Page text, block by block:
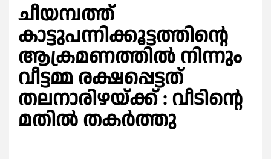
ചീയമ്പത്ത്
കാട്ടുപന്നിക്കൂട്ടത്തിന്റെ
ആക്രമണത്തിൽ നിന്നും
വീട്ടമ്മ രക്ഷപ്പെട്ടത്
തലനാരിഴയ്ക്ക് : വീടിന്റെ
മതിൽ തകർത്തു